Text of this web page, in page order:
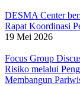
DESMA Center
Rapat Koordinasi
19 Mei 2026
Focus Group
Risiko melalui
Membangun